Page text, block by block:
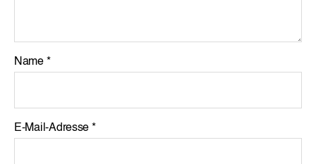
Name *
E-Mail-Adresse *